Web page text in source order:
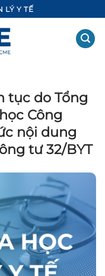
LÝ Y TẾ
tục do Tổng
Công
nội dung
tư 32/BYT